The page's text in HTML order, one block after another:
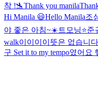
착 !🛬Thank you manila
Hi Manila 😃Hello Manila조
야 좋은 아침~☀️ 트모닝⭐️준
walk이이이이뜻은 없습니
구 Set it to my tempo였어요